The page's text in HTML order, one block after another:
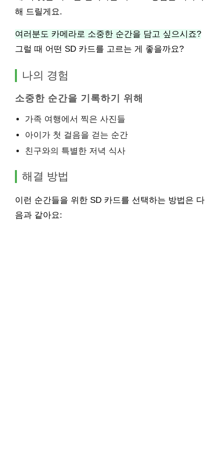
해 드릴게요.
여러분도 카메라로 소중한 순간을 담고 싶으시죠?
그럴 때 어떤 SD 카드를 고르는 게 좋을까요?
나의 경험
소중한 순간을 기록하기 위해
가족 여행에서 찍은 사진들
아이가 첫 걸음을 걷는 순간
친구와의 특별한 저녁 식사
해결 방법
이런 순간들을 위한 SD 카드를 선택하는 방법은 다
음과 같아요: